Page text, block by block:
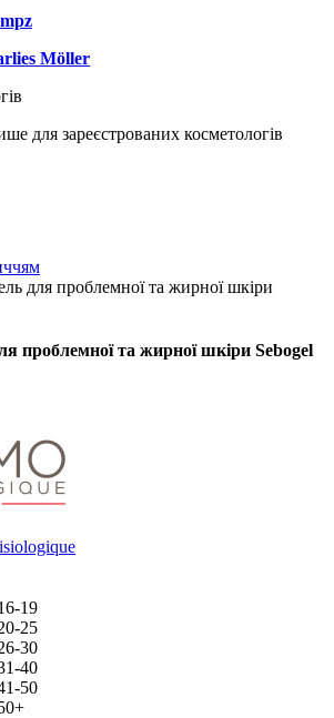
Möller
для зареєстрованих косметологів
для проблемної та жирної шкіри
проблемної та жирної шкіри Sebogel
19
25
30
40
50